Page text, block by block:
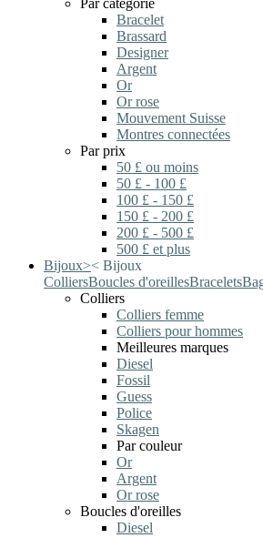
Par catégorie
Bracelet
Brassard
Designer
Argent
Or
Or rose
Mouvement Suisse
Montres connectées
Par prix
50 £ ou moins
50 £ - 100 £
100 £ - 150 £
150 £ - 200 £
200 £ - 500 £
500 £ et plus
Bijoux>< Bijoux
ColliersBoucles d'oreillesBracelets
Colliers
Colliers femme
Colliers pour hommes
Meilleures marques
Diesel
Fossil
Guess
Police
Skagen
Par couleur
Or
Argent
Or rose
Boucles d'oreilles
Diesel